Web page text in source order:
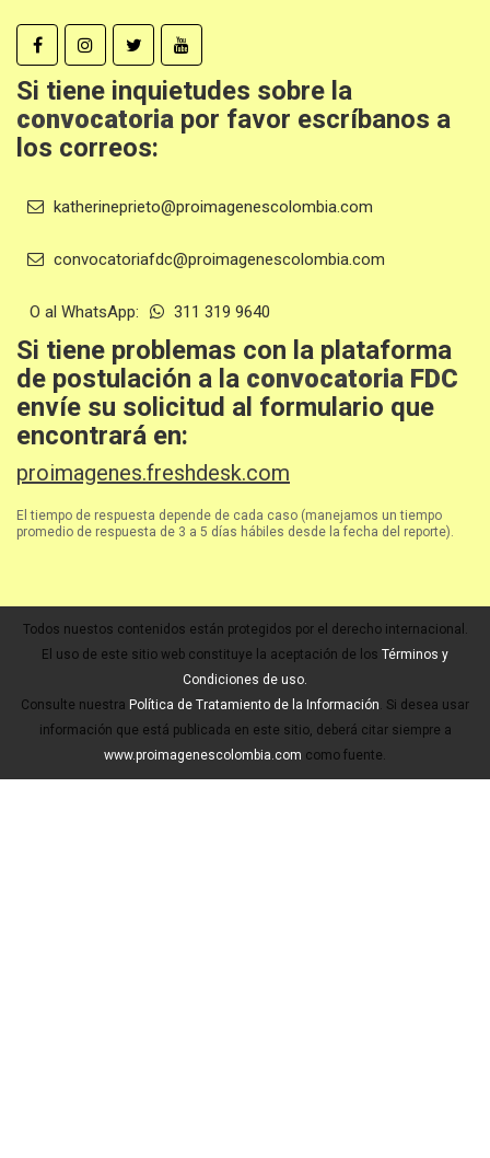
Si tiene inquietudes sobre la
convocatoria por favor escríbanos a
los correos:
katherineprieto@proimagenescolombia.com
convocatoriafdc@proimagenescolombia.com
O al WhatsApp: 311 319 9640
Si tiene problemas con la plataforma
de postulación a la convocatoria FDC
envíe su solicitud al formulario que
encontrará en:
proimagenes.freshdesk.com
El tiempo de respuesta depende de cada caso (manejamos un tiempo
promedio de respuesta de 3 a 5 días hábiles desde la fecha del reporte).
Todos nuestos contenidos están protegidos por el derecho internacional.
El uso de este sitio web constituye la aceptación de los Términos y
Condiciones de uso.
Consulte nuestra Política de Tratamiento de la Información. Si desea usar
información que está publicada en este sitio, deberá citar siempre a
www.proimagenescolombia.com como fuente.